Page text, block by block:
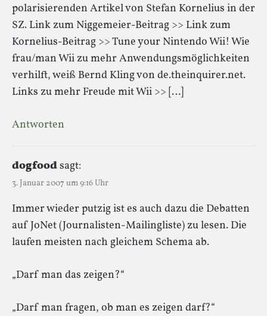
polarisierenden Artikel von Stefan Kornelius in der
SZ. Link zum Niggemeier-Beitrag >> Link zum
Kornelius-Beitrag >> Tune your Nintendo Wii! Wie
frau/man Wii zu mehr Anwendungsmöglichkeiten
verhilft, weiß Bernd Kling von de.theinquirer.net.
Links zu mehr Freude mit Wii >> […]
Antworten
dogfoodsagt:
3. Januar 2007 um 9:16 Uhr
Immer wieder putzig ist es auch dazu die Debatten
auf JoNet (Journalisten-Mailingliste) zu lesen. Die
laufen meisten nach gleichem Schema ab.
„Darf man das zeigen?“
„Darf man fragen, ob man es zeigen darf?“